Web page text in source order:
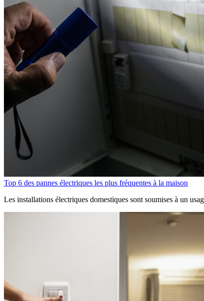
Top 6 des pannes électriques les plus fréquentes à la maison
Les installations électriques domestiques sont soumises à un